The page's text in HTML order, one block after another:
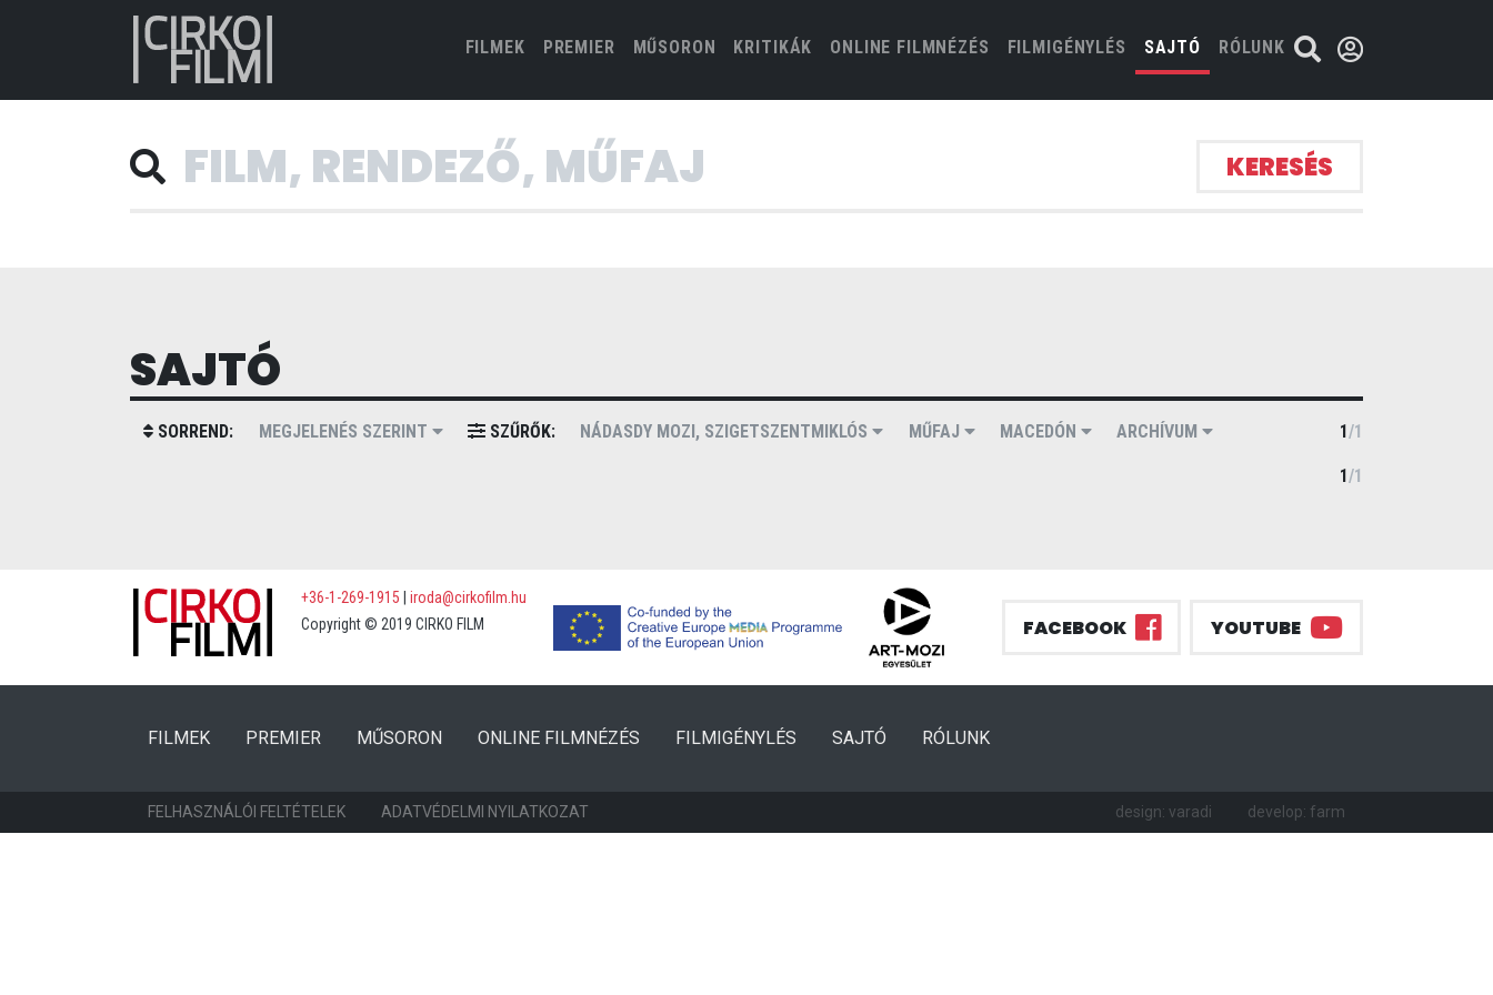
FILMEK(CURRENT)
PREMIER MŰSORON KRITIKÁK ONLINE FILMNÉZÉS FILMIGÉNYLÉS SAJTÓ RÓLUNK
KERESÉS
SAJTÓ
SORREND: MEGJELENÉS SZERINT SZŰRŐK: NÁDASDY MOZI, SZIGETSZENTMIKLÓS MŰFAJ MACEDÓN ARCHÍVUM 1/1
1/1
+36-1-269-1915
iroda@cirkofilm.hu
Copyright © 2019 CIRKO FILM
FACEBOOK YOUTUBE
FILMEK(CURRENT)
PREMIER (CURRENT)
MŰSORON ONLINE FILMNÉZÉS FILMIGÉNYLÉS SAJTÓ RÓLUNK
FELHASZNÁLÓI FELTÉTELEK ADATVÉDELMI NYILATKOZAT design: varadi develop: farm